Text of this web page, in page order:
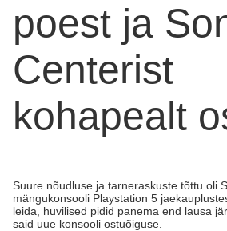
poest ja
Centerist
kohapealt
Suure nõudluse ja tarneraskuste tõttu oli
mängukonsooli Playstation 5
leida, huvilised pidid panema end lausa
said uue konsooli ostuõiguse.